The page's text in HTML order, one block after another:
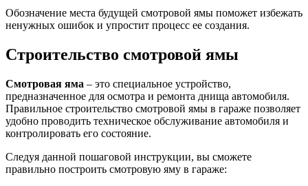
Обозначение места будущей смотровой ямы поможет избежать
ненужных ошибок и упростит процесс ее создания.
Строительство смотровой ямы
Смотровая яма – это специальное устройство,
предназначенное для осмотра и ремонта днища автомобиля.
Правильное строительство смотровой ямы в гараже позволяет
удобно проводить техническое обслуживание автомобиля и
контролировать его состояние.
Следуя данной пошаговой инструкции, вы сможете
правильно построить смотровую яму в гараже: